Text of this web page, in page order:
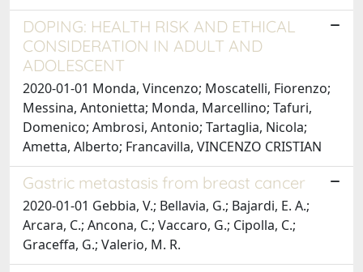
DOPING: HEALTH RISK AND ETHICAL
CONSIDERATION IN ADULT AND
ADOLESCENT
2020-01-01 Monda, Vincenzo; Moscatelli, Fiorenzo;
Messina, Antonietta; Monda, Marcellino; Tafuri,
Domenico; Ambrosi, Antonio; Tartaglia, Nicola;
Ametta, Alberto; Francavilla, VINCENZO CRISTIAN
Gastric metastasis from breast cancer
2020-01-01 Gebbia, V.; Bellavia, G.; Bajardi, E. A.;
Arcara, C.; Ancona, C.; Vaccaro, G.; Cipolla, C.;
Graceffa, G.; Valerio, M. R.